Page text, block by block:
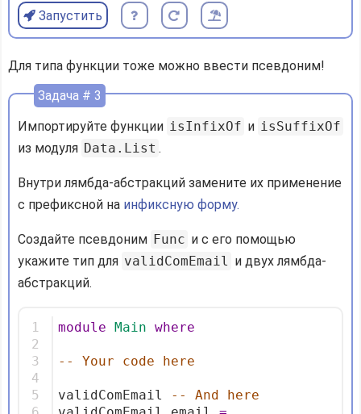
Запустить
Для типа функции тоже можно ввести псевдоним!
Импортируйте функции isInfixOf и isSuffixOf
из модуля Data.List .
Внутри лямбда-абстракций замените их применение
с префиксной на инфиксную форму.
Создайте псевдоним Func и с его помощью
укажите тип для validComEmail и двух лямбда-
абстракций.
1
2
3
4
5
module Main where
-- Your code here
validComEmail
-- And here
Задача # 3